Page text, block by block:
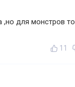
для монстров то
11